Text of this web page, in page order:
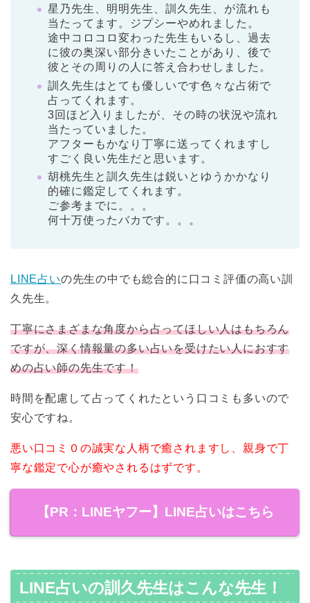
星乃先生、明明先生、訓久先生、が流れも
当たってます。ジプシーやめれました。
途中コロコロ変わった先生もいるし、過去
に彼の奥深い部分きいたことがあり、後で
彼とその周りの人に答え合わせしました。
訓久先生はとても優しいです色々な占術で
占ってくれます。
3回ほど入りましたが、その時の状況や流れ
当たっていました。
アフターもかなり丁寧に送ってくれますし
すごく良い先生だと思います。
胡桃先生と訓久先生は鋭いとゆうかかなり
的確に鑑定してくれます。
ご参考までに。。。
何十万使ったバカです。。。
LINE占いの先生の中でも総合的に口コミ評価の高い訓
久先生。
丁寧にさまざまな角度から占ってほしい人はもちろん
ですが、深く情報量の多い占いを受けたい人におすす
めの占い師の先生です！
時間を配慮して占ってくれたという口コミも多いので
安心ですね。
悪い口コミ０の誠実な人柄で癒されますし、親身で丁
寧な鑑定で心が癒やされるはずです。
【PR：LINEヤフー】LINE占いはこちら
LINE占いの訓久先生はこんな先生！